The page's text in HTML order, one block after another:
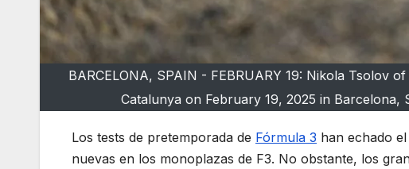
BARCELONA, SPAIN - FEBRUARY 19: Nikola Tsolov
Catalunya on February 19, 2025 in
Los tests de pretemporada de Fórmula 3 han echado
nuevas en los monoplazas de F3. No obstante, los